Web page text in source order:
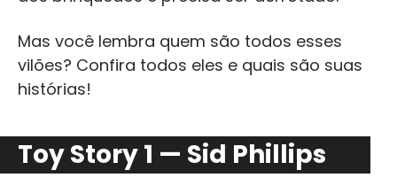
Mas você lembra quem são todos esses
vilões? Confira todos eles e quais são suas
histórias!
Toy Story 1 — Sid Phillips